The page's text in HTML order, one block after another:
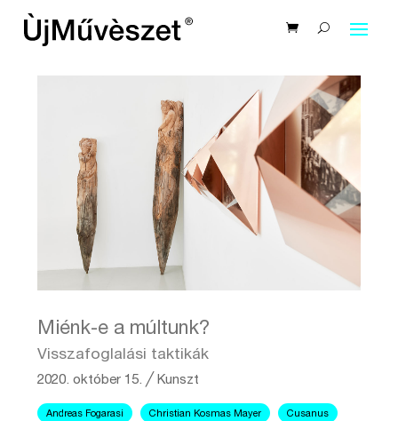
Miénk-e a múltunk?
Visszafoglalási taktikák
2020. október 15. ╱Kunszt
Andreas Fogarasi Christian Kosmas Mayer Cusanus